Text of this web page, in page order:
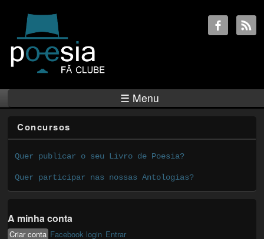
☰ Menu
Concursos
Quer publicar o seu Livro de Poesia?
Quer participar nas nossas Antologias?
A minha conta
Criar conta (active tab)
Facebook login Entrar